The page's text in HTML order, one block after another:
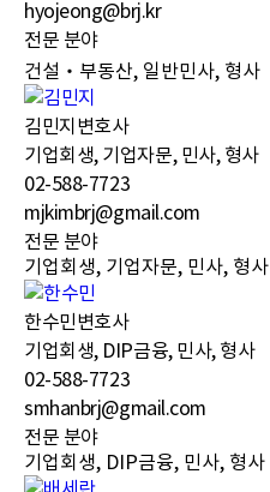
hyojeong@brj.kr
전문 분야
건설‧부동산, 일반민사, 형사
김민지 변호사
기업회생, 기업자문, 민사, 형사
02-588-7723
mjkimbrj@gmail.com
전문 분야
기업회생, 기업자문, 민사, 형사
한수민변호사
기업회생, DIP금융, 민사, 형사
02-588-7723
smhanbrj@gmail.com
전문 분야
기업회생, DIP금융, 민사, 형사